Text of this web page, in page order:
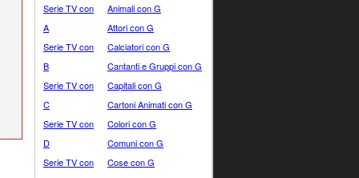
Serie TV con
A
Serie TV con
B
Serie TV con
C
Serie TV con
D
Serie TV con
Animali con G
Attori con G
Calciatori con G
Cantanti e Gruppi con G
Capitali con G
Cartoni Animati con G
Colori con G
Comuni con G
Cose con G